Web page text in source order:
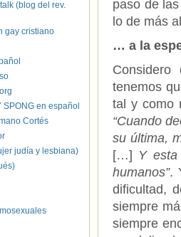
paso de
lo de más
… a la
tenemos
tal y como
“Cuando
su última,
[…] Y
humanos”.
dificultad,
siempre
siempre
(blog del rev.
gay cristiano
en español
Cortés
judía y lesbiana)